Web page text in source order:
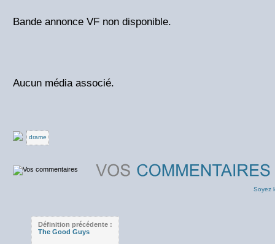
Bande annonce VF non disponible.
Aucun média associé.
drame
Soyez
Définition précédente :
The Good Guys